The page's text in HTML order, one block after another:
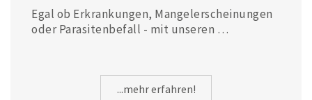
Egal ob Erkrankungen, Mangelerscheinungen
oder Parasitenbefall - mit unseren
...mehr erfahren!